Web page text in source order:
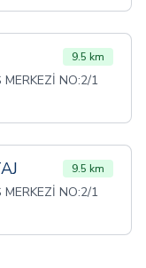
9.5 km
MERKEZİ NO:2/1
9.5 km
MERKEZİ NO:2/1